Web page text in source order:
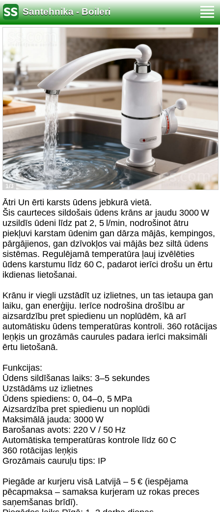
Santehnika - Boileri
1/3
Ātri Un ērti karsts ūdens jebkurā vietā.
Šis caurteces sildošais ūdens krāns ar jaudu 3000 W
uzsildīs ūdeni līdz pat 2, 5 l/min, nodrošinot ātru
piekļuvi karstam ūdenim gan dārza mājās, kempingos,
pārgājienos, gan dzīvokļos vai mājās bez siltā ūdens
sistēmas. Regulējamā temperatūra ļauj izvēlēties
ūdens karstumu līdz 60 C, padarot ierīci drošu un ērtu
ikdienas lietošanai.
Krānu ir viegli uzstādīt uz izlietnes, un tas ietaupa gan
laiku, gan enerģiju. Ierīce nodrošina drošību ar
aizsardzību pret spiedienu un noplūdēm, kā arī
automātisku ūdens temperatūras kontroli. 360 rotācijas
leņķis un grozāmās caurules padara ierīci maksimāli
ērtu lietošanā.
Funkcijas:
Ūdens sildīšanas laiks: 3–5 sekundes
Uzstādāms uz izlietnes
Ūdens spiediens: 0, 04–0, 5 MPa
Aizsardzība pret spiedienu un noplūdi
Maksimālā jauda: 3000 W
Barošanas avots: 220 V / 50 Hz
Automātiska temperatūras kontrole līdz 60 C
360 rotācijas leņķis
Grozāmais cauruļu tips: IP
Piegāde ar kurjeru visā Latvijā – 5 € (iespējama
pēcapmaksa – samaksa kurjeram uz rokas preces
saņemšanas brīdī).